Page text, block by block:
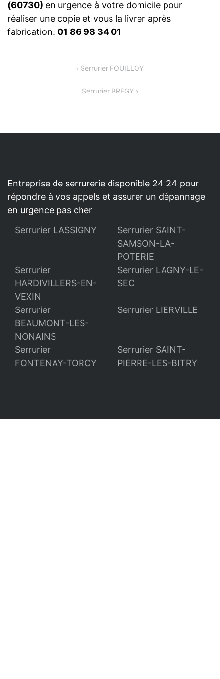
(60730) en urgence à votre domicile pour
réaliser une copie et vous la livrer après
fabrication. 01 86 98 34 01
Serrurier FOUILLOY
Serrurier BREGY
Entreprise de serrurerie disponible 24 24 pour
répondre à vos appels et assurer un dépannage
en urgence pas cher
Serrurier LASSIGNY
Serrurier SAINT-
SAMSON-LA-
POTERIE
Serrurier
HARDIVILLERS-EN-
VEXIN
Serrurier LAGNY-LE-
SEC
Serrurier
BEAUMONT-LES-
NONAINS
Serrurier LIERVILLE
Serrurier
FONTENAY-TORCY
Serrurier SAINT-
PIERRE-LES-BITRY